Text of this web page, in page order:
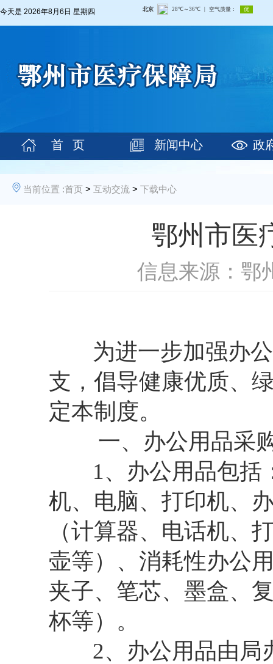
今天是 2026年8月6日 星期四
首 页 新闻中心 政
当前位置 :首页 > 互动交流 > 下载中心
鄂州市医
信息来源：鄂
为进一步加强办公
支，倡导健康优质、
定本制度。
一、办公用品采
1、办公用品包括
机、电脑、打印机、
（计算器、电话机、
壶等）、消耗性办公
夹子、笔芯、墨盒、
杯等）。
2、办公用品由局